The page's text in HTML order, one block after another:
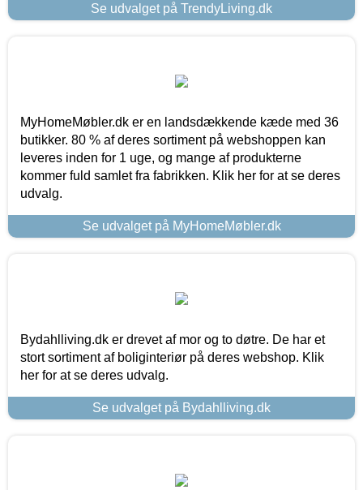
Se udvalget på TrendyLiving.dk
MyHomeMøbler.dk er en landsdækkende kæde med 36
butikker. 80 % af deres sortiment på webshoppen kan
leveres inden for 1 uge, og mange af produkterne
kommer fuld samlet fra fabrikken. Klik her for at se deres
udvalg.
Se udvalget på MyHomeMøbler.dk
Bydahlliving.dk er drevet af mor og to døtre. De har et
stort sortiment af boliginteriør på deres webshop. Klik
her for at se deres udvalg.
Se udvalget på Bydahlliving.dk